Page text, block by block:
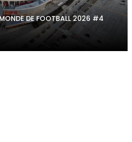
DE FOOTBALL 2026 #4